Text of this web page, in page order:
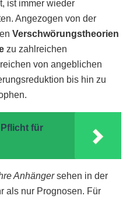
ist immer wieder
Angezogen von der
Verschwörungstheorien
zu zahlreichen
von angeblichen
bis hin zu
für
Anhängersehen in der
als nur Prognosen. Für